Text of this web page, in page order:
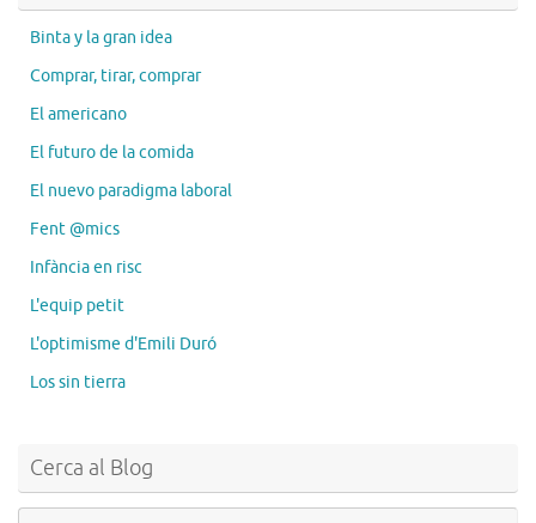
Binta y la gran idea
Comprar, tirar, comprar
El americano
El futuro de la comida
El nuevo paradigma laboral
Fent @mics
Infància en risc
L'equip petit
L'optimisme d'Emili Duró
Los sin tierra
Cerca al Blog